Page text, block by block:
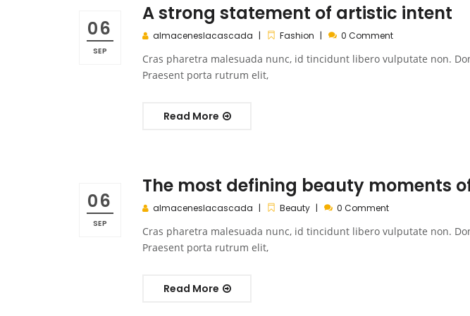
06
SEP
A strong statement of artistic intent
almaceneslacascada Fashion 0 Comment
Cras pharetra malesuada nunc, id tincidunt libero vulputate non.
Praesent porta rutrum elit,
Read More
06
SEP
The most defining beauty moments of
almaceneslacascada Beauty 0 Comment
Cras pharetra malesuada nunc, id tincidunt libero vulputate non.
Praesent porta rutrum elit,
Read More